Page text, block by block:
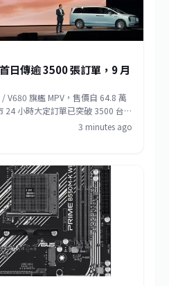
日傳逾 3500 張訂單，9 月
V680 旗艦 MPV，售價自 64.8 萬
24 小時大定訂單已突破 3500 台；
原生架構，兩款車預計 9 月開始交
3 minutes ago